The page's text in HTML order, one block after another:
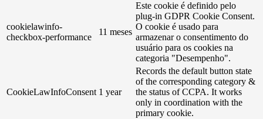
cookielawinfo-
checkbox-performance
11 meses
Este cookie é definido pelo
plug-in GDPR Cookie Consent.
O cookie é usado para
armazenar o consentimento do
usuário para os cookies na
categoria "Desempenho".
CookieLawInfoConsent 1 year
Records the default button state
of the corresponding category &
the status of CCPA. It works
only in coordination with the
primary cookie.